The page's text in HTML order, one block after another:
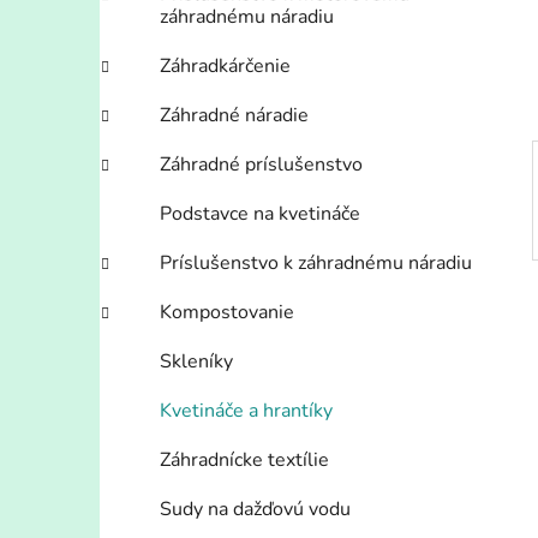
l
záhradnému náradiu
Záhradkárčenie
Záhradné náradie
Záhradné príslušenstvo
Podstavce na kvetináče
Príslušenstvo k záhradnému náradiu
Kompostovanie
Skleníky
Kvetináče a hrantíky
Záhradnícke textílie
Sudy na dažďovú vodu